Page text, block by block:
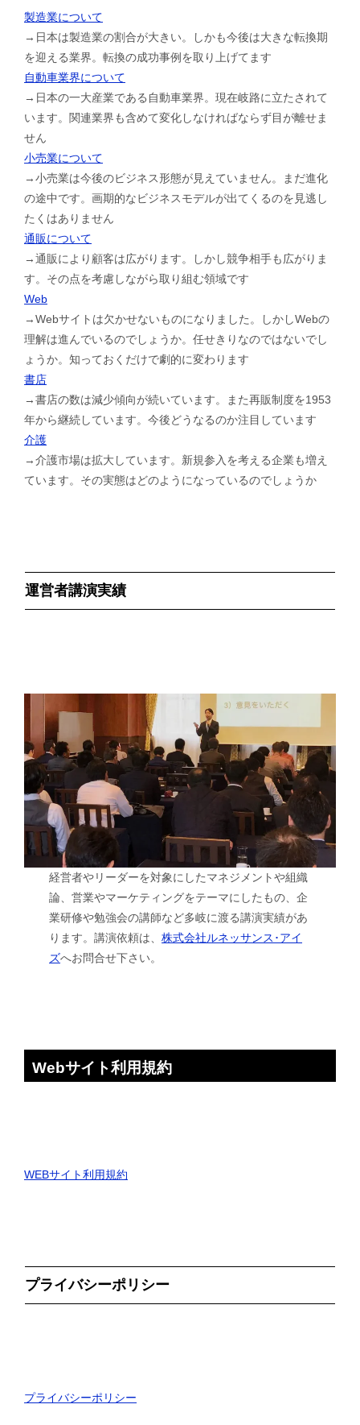
製造業について
→日本は製造業の割合が大きい。しかも今後は大きな転換期
を迎える業界。転換の成功事例を取り上げてます
自動車業界について
→日本の一大産業である自動車業界。現在岐路に立たされて
います。関連業界も含めて変化しなければならず目が離せま
せん
小売業について
→小売業は今後のビジネス形態が見えていません。まだ進化
の途中です。画期的なビジネスモデルが出てくるのを見逃し
たくはありません
通販について
→通販により顧客は広がります。しかし競争相手も広がりま
す。その点を考慮しながら取り組む領域です
Web
→Webサイトは欠かせないものになりました。しかしWebの
理解は進んでいるのでしょうか。任せきりなのではないでし
ょうか。知っておくだけで劇的に変わります
書店
→書店の数は減少傾向が続いています。また再販制度を1953
年から継続しています。今後どうなるのか注目しています
介護
→介護市場は拡大しています。新規参入を考える企業も増え
ています。その実態はどのようになっているのでしょうか
運営者講演実績
経営者やリーダーを対象にしたマネジメントや組織
論、営業やマーケティングをテーマにしたもの、企
業研修や勉強会の講師など多岐に渡る講演実績があ
ります。講演依頼は、株式会社ルネッサンス･アイ
ズへお問合せ下さい。
Webサイト利用規約
WEBサイト利用規約
プライバシーポリシー
プライバシーポリシー